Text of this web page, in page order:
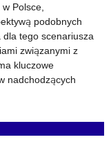
Polsce,
podobnych
tego scenariusza
związanymi z
kluczowe
nadchodzących